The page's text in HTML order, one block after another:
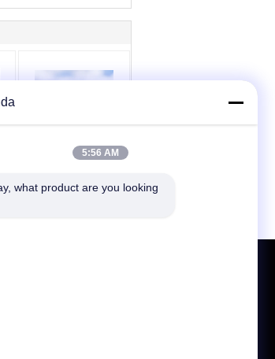
Utilisation des murs de
la prison Double fil de
électro fil barbelé
5:56 AM
what product are you looking